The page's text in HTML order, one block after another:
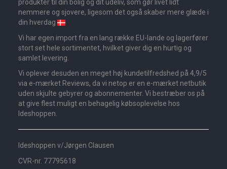
produkter til din bolig og dit udeliv, som gør livet lidt
nemmere og sjovere, ligesom det også skaber mere glæde i
din hverdag
Vi har egen import fra en lang række EU-lande og lagerfører
stort set hele sortimentet, hvilket giver dig en hurtig og
samlet levering.
Vi oplever desuden en meget høj kundetilfredshed på 4,9/5
via e-mærket Reviews, da vi netop er en e-mærket netbutik
uden skjulte gebyrer og abonnementer. Vi bestræber os på
at give flest muligt en behagelig købsoplevelse hos
Ideshoppen.
Ideshoppen v/Jørgen Clausen
CVR-nr. 77795618